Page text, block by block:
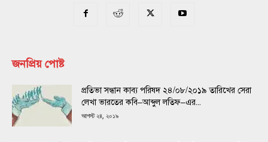
জনপ্রিয় পোষ্ট
প্রতিভা সন্ধান কাব্য পরিষদ ২৪/০৮/২০১৯ তারিখের সেরা
লেখা ভারতের কবি–আব্দুল লতিফ–এর...
আগস্ট ২৪, ২০১৯